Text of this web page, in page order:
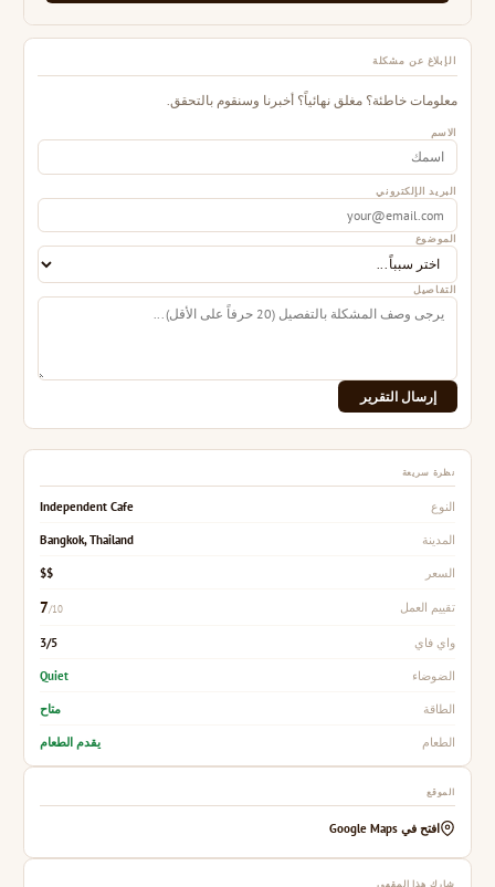
الإبلاغ عن مشكلة
معلومات خاطئة؟ مغلق نهائياً؟ أخبرنا وسنقوم بالتحقق.
الاسم
البريد الإلكتروني
الموضوع
التفاصيل
إرسال التقرير
نظرة سريعة
النوع Independent Cafe
المدينة Bangkok, Thailand
السعر $$
تقييم العمل 7/10
واي فاي 3/5
الضوضاء Quiet
الطاقة متاح
الطعام يقدم الطعام
الموقع
افتح في Google Maps
شارك هذا المقهى